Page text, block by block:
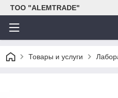
ТОО "ALEMTRADE"
Товары и услуги